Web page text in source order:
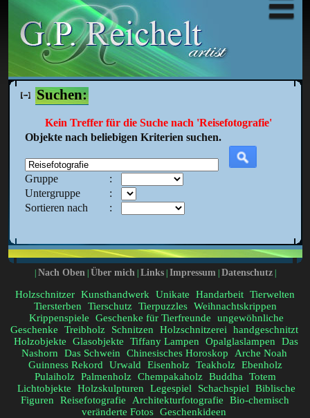
Suchen:
Kein Treffer für die Suche nach 'Reisefotografie'
Objekte nach beliebigen Kriterien suchen.
Gruppe
:
Untergruppe
:
Sortieren nach
:
Nach Oben| Über mich| Links| Impressum| Datenschutz|
Holzschnitzer Kunsthandwerk Unikate Handarbeit Tierwelten
Tiersterben
Tierschutz Tierpuzzles Weihnachtskrippen
Krippenspiele
Geschenke für Tierfreunde
ungewöhnliche
Geschenke
Treibholz Schnitzen Holzschnitzerei
handgeschnitzt
Holzobjekte
Glasobjekte Tiffany Lampen Opalglaslampen
Das
Nashorn
Das Schwein Chinesisches Horoskop
Arche Noah
Guinness Rekord
Urwald Eisenholz Teakholz Ebenholz
Pulaiholz Palmenholz Chempakaholz Buddha
Totem
Lichtobjekte
Holzskulpturen Legespiel Schachspiel
Biblische
Figuren
Reisefotografie Architekturfotografie
Bio-chemisch
veränderte Fotos Geschenkideen